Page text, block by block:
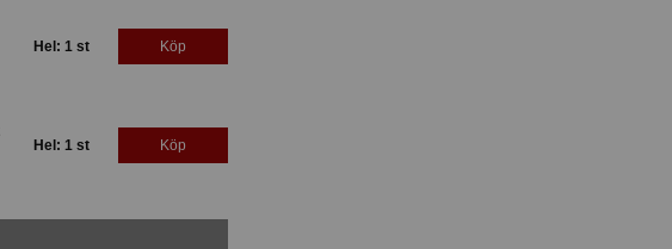
Hel: 1 st Köp
Hel: 1 st Köp